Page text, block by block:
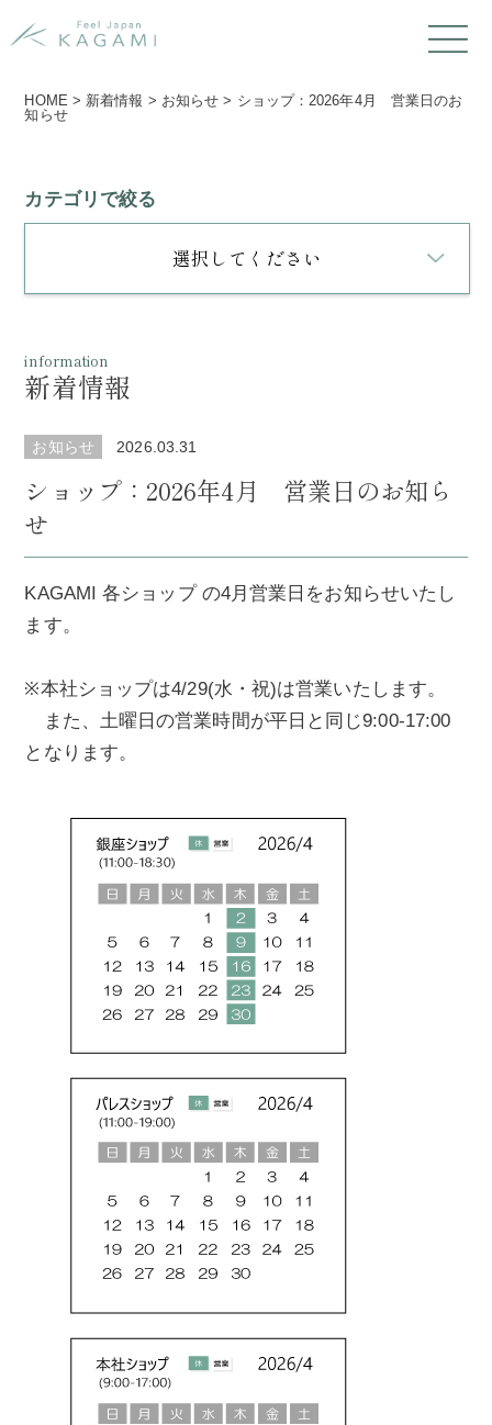
HOME > 新着情報 > お知らせ > ショップ：2026年4月 営業日のお
知らせ
カテゴリで絞る
選択してください
information
新着情報
お知らせ 2026.03.31
ショップ：2026年4月 営業日のお知ら
せ
KAGAMI 各ショップ の4月営業日をお知らせいたし
ます。
※本社ショップは4/29(水・祝)は営業いたします。
また、土曜日の営業時間が平日と同じ9:00-17:00
となります。